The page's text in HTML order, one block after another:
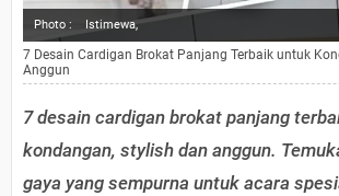
Photo : Istimewa,
7 Desain Cardigan Brokat Panjang Terbaik untuk
Anggun
7 desain cardigan brokat panjang
kondangan, stylish dan anggun.
gaya yang sempurna untuk acara